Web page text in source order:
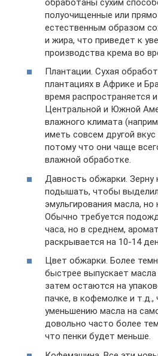
полуочищенные или
естественным образом
и жира, что приведет к
производства крема во
Плантации. Сухая
плантациях в Африке и
время распространяется
Центральной и Южной
влажного климата
иметь совсем другой
потому что они чаще
влажной обработке.
Давность обжарки. Зерну
подышать, чтобы
эмульгирования масла, но
Обычно требуется
часа, но в среднем,
раскрывается на 10-14
Цвет обжарки. Более
быстрее выпускает масла
затем остаются на
пачке, в кофемолке и т.д.,
уменьшению масла на
довольно часто более
что пенки будет меньше.